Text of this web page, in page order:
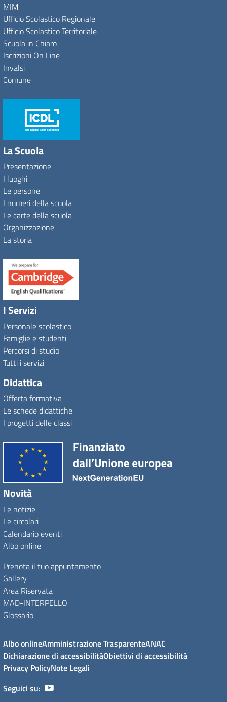
MIM
Ufficio Scolastico Regionale
Ufficio Scolastico Territoriale
Scuola in Chiaro
Iscrizioni On Line
Invalsi
Comune
La Scuola
Presentazione
I luoghi
Le persone
I numeri della scuola
Le carte della scuola
Organizzazione
La storia
I Servizi
Personale scolastico
Famiglie e studenti
Percorsi di studio
Tutti i servizi
Didattica
Offerta formativa
Le schede didattiche
I progetti delle classi
Novità
Le notizie
Le circolari
Calendario eventi
Albo online
Prenota il tuo appuntamento
Gallery
Area Riservata
MAD-INTERPELLO
Glossario
Albo onlineAmministrazione TrasparenteANAC
Dichiarazione di accessibilitàObiettivi di accessibilità
Privacy PolicyNote Legali
Seguici su: